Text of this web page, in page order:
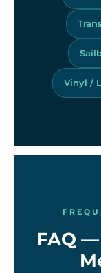
Vinyl /
FAQ